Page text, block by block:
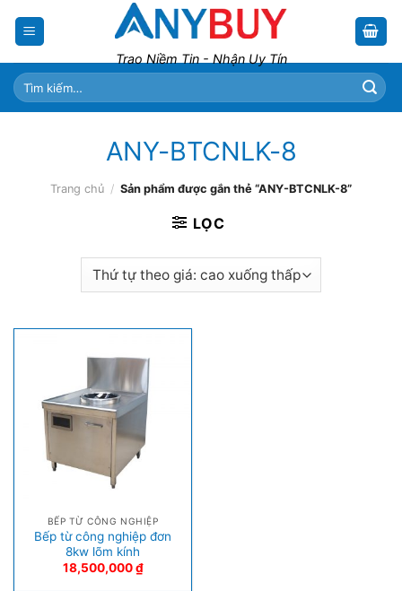
Trao Niềm Tin - Nhận Uy Tín
Tìm
kiếm:
ANY-BTCNLK-8
Trang chủ / Sản phẩm được gắn thẻ “ANY-BTCNLK-8”
LỌC
BẾP TỪ CÔNG NGHIỆP
Bếp từ công nghiệp đơn
8kw lõm kính
18,500,000₫